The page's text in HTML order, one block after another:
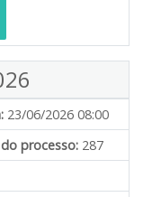
23/06/2026 08:00
processo: 287